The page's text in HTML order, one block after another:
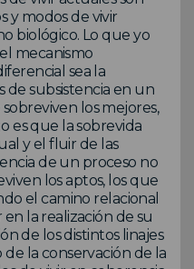
y modos de vivir
biológico. Lo que yo
mecanismo
sea la
de subsistencia en un
los mejores,
es que la sobrevida
y el fluir de las
de un proceso no
los aptos, los que
el camino relacional
la realización de su
de los distintos linajes
de la conservación de la